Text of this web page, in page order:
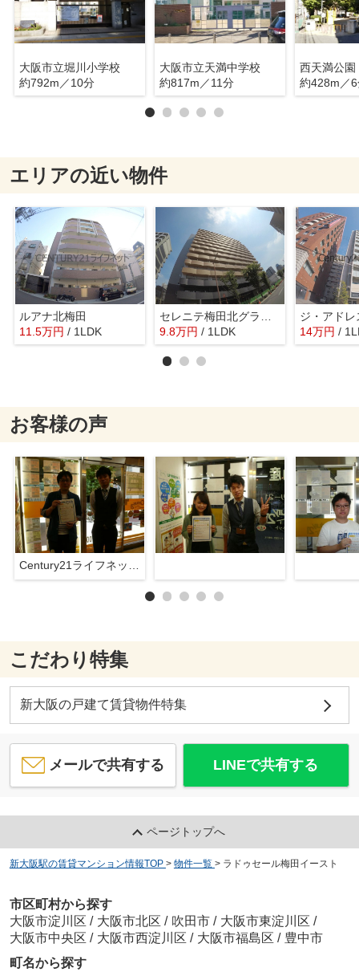
大阪市立堀川小学校
約792m／10分
大阪市立天満中学校
約817m／11分
西天満公園
約428m／
エリアの近い物件
ルアナ北梅田
11.5万円 / 1LDK
9.8万円 / 1LDK
ジ・アドレ
14万円 /
お客様の声
Century21ライフネット新大阪店
こだわり特集
新大阪の戸建て賃貸物件特集
メールで共有する LINEで共有する
ページトップへ
新大阪駅の賃貸マンション情報TOP > 物件一覧 > ラドゥセール梅田イースト
市区町村から探す
大阪市淀川区 / 大阪市北区 / 吹田市 / 大阪市東淀川区 /
大阪市中央区 / 大阪市西淀川区 / 大阪市福島区 / 豊中市
町名から探す